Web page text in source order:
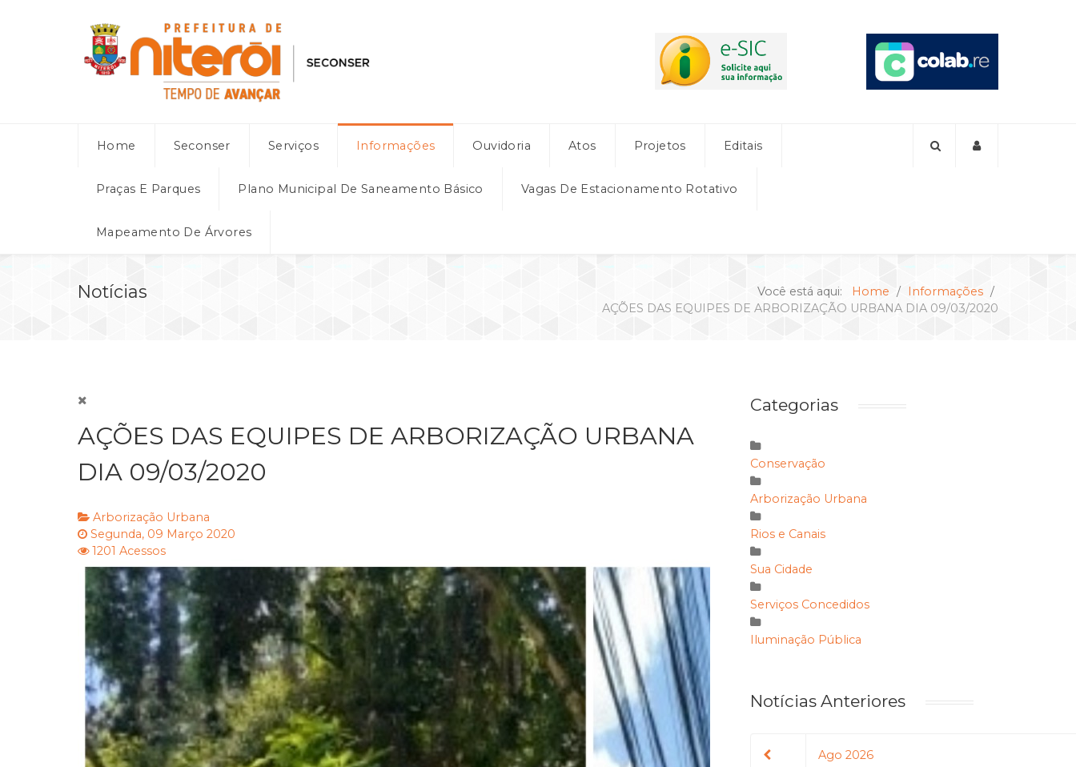
Home Seconser Serviços Informações Ouvidoria Atos Projetos Editais
Praças E Parques Plano Municipal De Saneamento Básico Vagas De Estacionamento Rotativo
Mapeamento De Árvores
Notícias Você está aqui: Home
Informações
AÇÕES DAS EQUIPES DE ARBORIZAÇÃO URBANA DIA 09/03/2020
AÇÕES DAS EQUIPES DE ARBORIZAÇÃO URBANA
DIA 09/03/2020
Arborização Urbana
Segunda, 09 Março 2020
1201 Acessos
Categorias
Conservação
Arborização Urbana
Rios e Canais
Sua Cidade
Serviços Concedidos
Iluminação Pública
Notícias Anteriores
Ago 2026